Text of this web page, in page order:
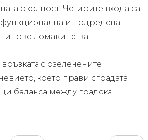
околност. Четирите входа са
функционална и подредена
домакинства.
с озеленените
което прави сградата
баланса между градска